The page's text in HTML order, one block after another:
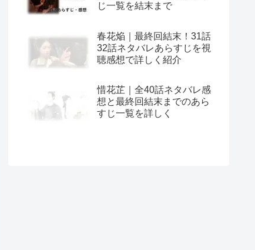
じ一覧を結末まで
春花焔｜最終回結末！31話
32話ネタバレあらすじを視
聴感想で詳しく紹介
惜花芷｜全40話ネタバレ感
想と最終回結末までのあら
すじ一覧を詳しく